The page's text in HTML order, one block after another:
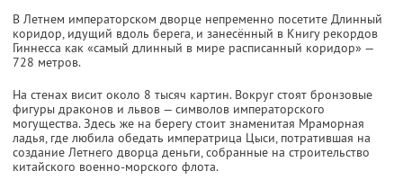
В Летнем императорском дворце непременно посетите Длинный
коридор, идущий вдоль берега, и занесённый в Книгу рекордов
Гиннесса как «самый длинный в мире расписанный коридор» —
728 метров.
На стенах висит около 8 тысяч картин. Вокруг стоят бронзовые
фигуры драконов и львов — символов императорского
могущества. Здесь же на берегу стоит знаменитая Мраморная
ладья, где любила обедать императрица Цыси, потратившая на
создание Летнего дворца деньги, собранные на строительство
китайского военно-морского флота.